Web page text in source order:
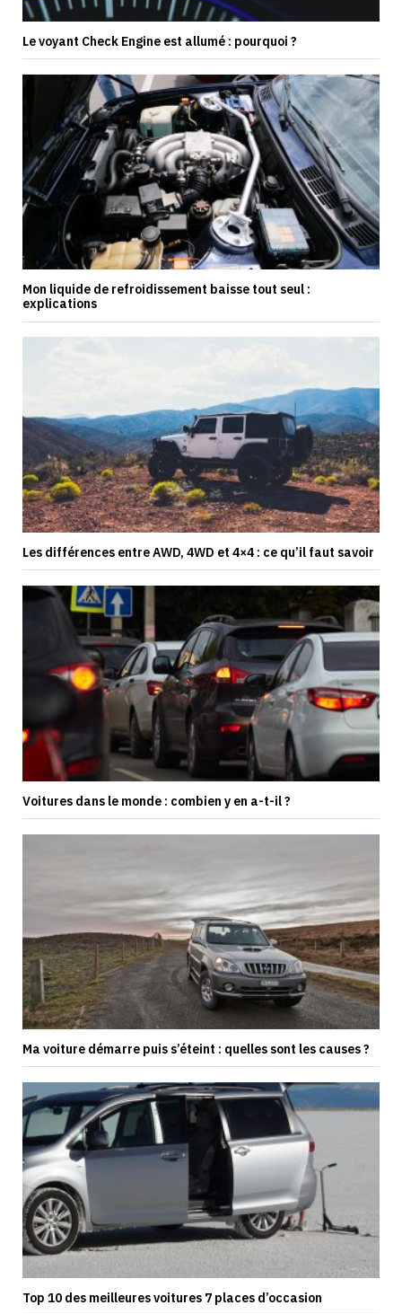
Le voyant Check Engine est allumé : pourquoi ?
Mon liquide de refroidissement baisse tout seul :
explications
Les différences entre AWD, 4WD et 4×4 : ce qu’il faut savoir
Voitures dans le monde : combien y en a-t-il ?
Ma voiture démarre puis s’éteint : quelles sont les causes ?
Top 10 des meilleures voitures 7 places d’occasion